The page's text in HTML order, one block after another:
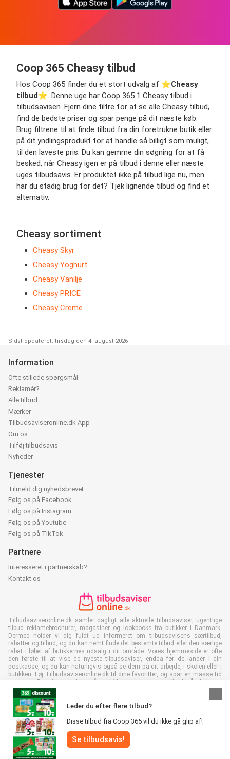
Coop 365 Cheasy tilbud
Hos Coop 365 finder du et stort udvalg af ⭐️Cheasy
tilbud⭐️. Denne uge har Coop 365 1 Cheasy tilbud i
tilbudsavisen. Fjern dine filtre for at se alle Cheasy tilbud,
find de bedste priser og spar penge på dit næste køb.
Brug filtrene til at finde tilbud fra din foretrukne butik eller
på dit yndlingsprodukt for at handle så billigt som muligt,
til den laveste pris. Du kan gemme din søgning for at få
besked, når Cheasy igen er på tilbud i denne eller næste
uges tilbudsavis. Er produktet ikke på tilbud lige nu, men
har du stadig brug for det? Tjek lignende tilbud og find et
alternativ.
Cheasy sortiment
Cheasy Skyr
Cheasy Yoghurt
Cheasy Vanilje
Cheasy PRICE
Cheasy Creme
Sidst opdateret: tirsdag den 4. august 2026
Leder du efter flere tilbud?
Disse tilbud fra Coop 365 vil du ikke gå glip af!
Se tilbudsavis!
Information
Ofte stillede spørgsmål
Reklamér?
Alle tilbud
Mærker
Tilbudsaviseronline.dk App
Om os
Tilføj tilbudsavis
Nyheder
Tjenester
Tilmeld dig nyhedsbrevet
Følg os på Facebook
Følg os på Instagram
Følg os på Youtube
Følg os på TikTok
Partnere
Interesseret i partnerskab?
Kontakt os
Tilbudsaviseronline.dk samler dagligt alle aktuelle tilbudsaviser, ugentlige
tilbud reklamebrochurer, magasiner og lookbooks fra butikker i Danmark.
Dermed holder vi dig fuldt ud informeret om tilbudsavisens særtilbud,
rabatter og tilbud, og du kan nemt finde det bestemte tilbud eller den særlige
rabat i løbet af butikkernes udsalg i dit område. Vores hjemmeside er ofte
den første til at vise de nyeste tilbudsaviser, endda før de lander i din
postkasse, og du kan naturligvis også se dem på dit arbejde, i skolen eller i
butikken. Føj Tilbudsaviseronline.dk til dine favoritter, og spar en masse tid
og penge. Derudover er du også med til at reducere papiraffald, når du læser
digitale reklamer, og det er godt for miljøet.
Alle rettigheder forbeholdes © Tilbudsaviseronline.dk 2026 |
Ansvarsfraskrivelse|Vilkår og betingelser